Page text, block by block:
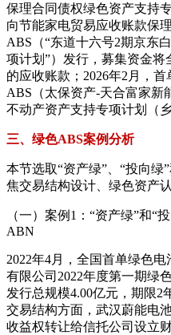
保理合同债权绿色资产支持
向节能家电贸易应收账款保
ABS（“东道十六号2期京东
项计划”）发行，募集资金
的应收账款；2026年2月，
ABS（太保资产-天合富家新
不动产资产支持专项计划（
三、绿色ABS案例分析
本节选取“资产绿”、“投向
焦交易结构设计、绿色资产
（一）案例1：“资产绿”和
ABN
2022年4月，全国首单绿色
有限公司2022年度第一期绿
发行总规模4.00亿元，期限2
交易结构方面，武汉蔚能电
收益权转让给信托公司设立